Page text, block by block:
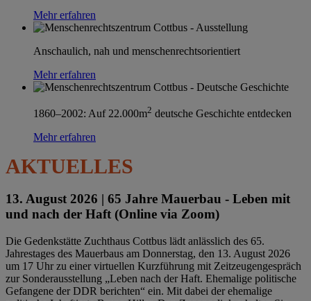
Mehr erfahren
Anschaulich, nah und menschenrechtsorientiert
Mehr erfahren
1860–2002: Auf 22.000m2 deutsche Geschichte entdecken
Mehr erfahren
AKTUELLES
13. August 2026 | 65 Jahre Mauerbau - Leben mit
und nach der Haft (Online via Zoom)
Die Gedenkstätte Zuchthaus Cottbus lädt anlässlich des 65.
Jahrestages des Mauerbaus am Donnerstag, den 13. August 2026
um 17 Uhr zu einer virtuellen Kurzführung mit Zeitzeugengespräch
zur Sonderausstellung „Leben nach der Haft. Ehemalige politische
Gefangene der DDR berichten“ ein. Mit dabei der ehemalige